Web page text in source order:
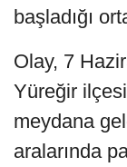
başladığı
Olay, 7
Yüreğir
meydana
aralarında